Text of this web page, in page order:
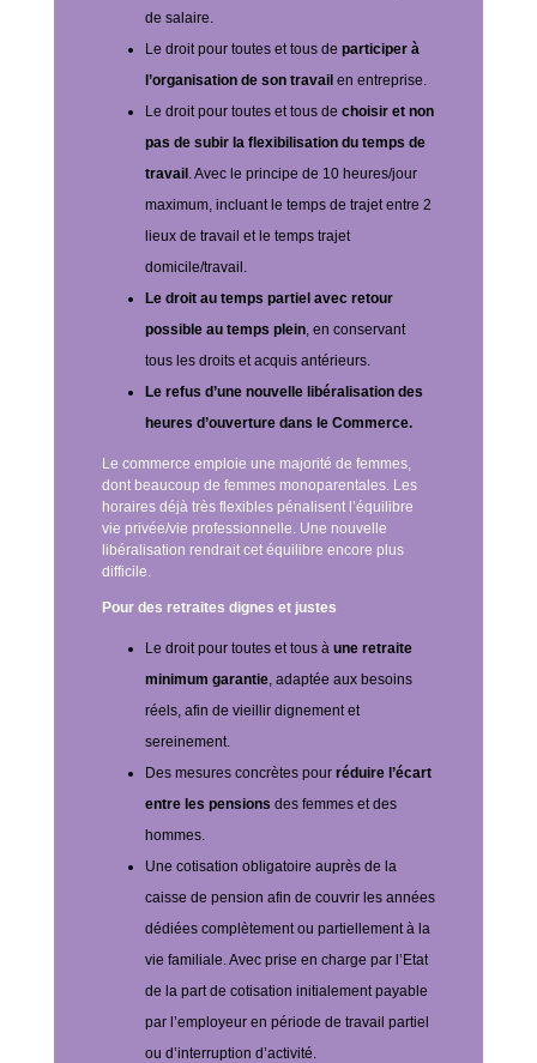
de salaire.
Le droit pour toutes et tous de participer à
l’organisation de son travail en entreprise.
Le droit pour toutes et tous de choisir et non
pas de subir la flexibilisation du temps de
travail . Avec le principe de 10 heures/jour
maximum, incluant le temps de trajet entre 2
lieux de travail et le temps trajet
domicile/travail.
Le droit au temps partiel avec retour
possible au temps plein, en conservant
tous les droits et acquis antérieurs.
Le refus d’une nouvelle libéralisation des
heures d’ouverture dans le Commerce.
Le commerce emploie une majorité de femmes,
dont beaucoup de femmes monoparentales. Les
horaires déjà très flexibles pénalisent l’équilibre
vie privée/vie professionnelle. Une nouvelle
libéralisation rendrait cet équilibre encore plus
difficile.
Pour des retraites dignes et justes
Le droit pour toutes et tous à une retraite
minimum garantie, adaptée aux besoins
réels, afin de vieillir dignement et
sereinement.
Des mesures concrètes pour réduire l’écart
entre les pensions des femmes et des
hommes.
Une cotisation obligatoire auprès de la
caisse de pension afin de couvrir les années
dédiées complètement ou partiellement à la
vie familiale. Avec prise en charge par l’Etat
de la part de cotisation initialement payable
par l’employeur en période de travail partiel
ou d’interruption d’activité.